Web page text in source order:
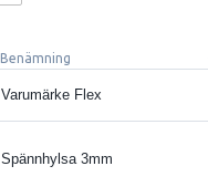
Benämning
Varumärke Flex
Spännhylsa 3mm